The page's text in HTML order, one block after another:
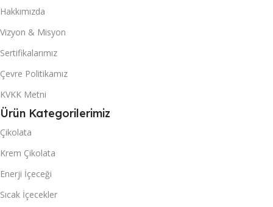
3446
KUTU & (POŞET) İÇI ADET
24
Hakkımızda
Vizyon & Misyon
Sertifikalarımız
Çevre Politikamız
KVKK Metni
Ürün Kategorilerimiz
Çikolata
Krem Çikolata
Enerji İçeceği
Sıcak İçecekler